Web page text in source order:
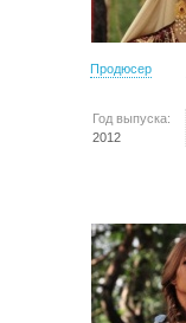
Продюсер
Год выпуска:
2012